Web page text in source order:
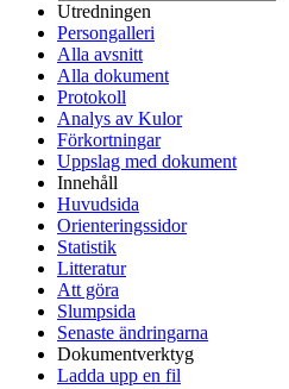
Utredningen
Persongalleri
Alla avsnitt
Alla dokument
Protokoll
Analys av Kulor
Förkortningar
Uppslag med dokument
Innehåll
Huvudsida
Orienteringssidor
Statistik
Litteratur
Att göra
Slumpsida
Senaste ändringarna
Dokumentverktyg
Ladda upp en fil